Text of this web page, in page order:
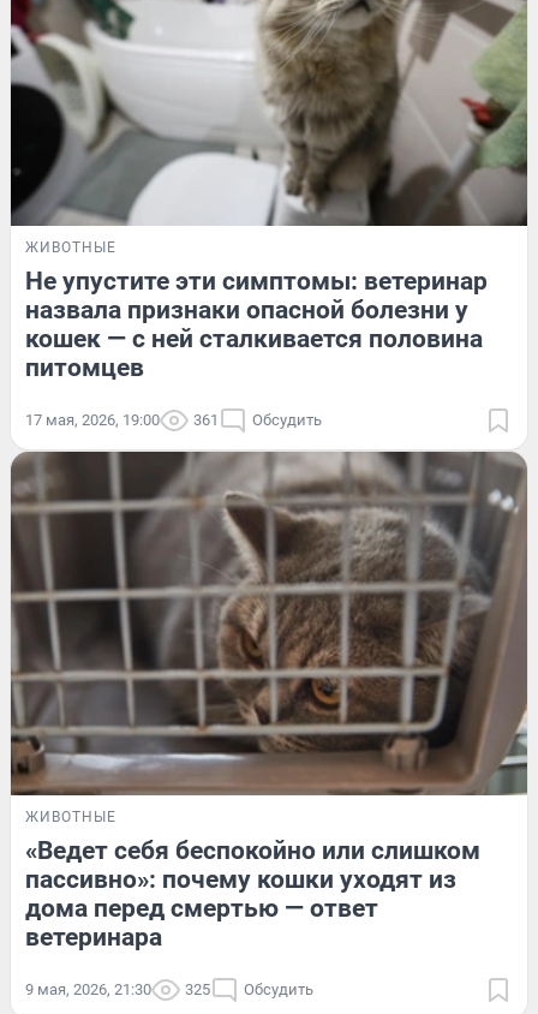
ЖИВОТНЫЕ
Не упустите эти симптомы: ветеринар
назвала признаки опасной болезни у
кошек — с ней сталкивается половина
питомцев
17 мая, 2026, 19:00 361 Обсудить
ЖИВОТНЫЕ
«Ведет себя беспокойно или слишком
пассивно»: почему кошки уходят из
дома перед смертью — ответ
ветеринара
9 мая, 2026, 21:30 325 Обсудить